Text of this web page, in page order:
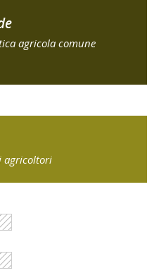
agricola comune
agricoltori